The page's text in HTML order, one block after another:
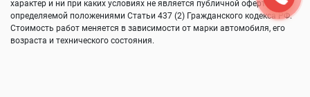
характер и ни при каких условиях не является публичной офертой,
определяемой положениями Статьи 437 (2) Гражданского кодекса РФ.
Стоимость работ меняется в зависимости от марки автомобиля, его
возраста и технического состояния.